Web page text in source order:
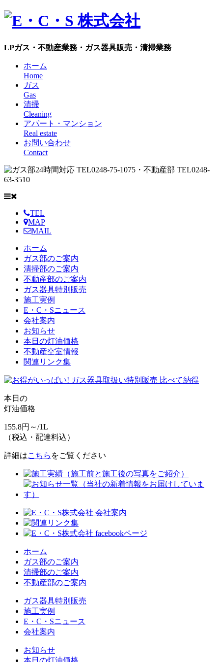
LPガス・不動産業務・ガス器具販売・清掃業務
ホーム
Home
ガス
Gas
清掃
Cleaning
アパート・マンション
Real estate
お問い合わせ
Contact
TEL
MAP
MAIL
ホーム
ガス部のご案内
清掃部のご案内
不動産部のご案内
ガス器具特別販売
施工実例
E・C・Sニュース
会社案内
お知らせ
本日の灯油価格
不動産空室情報
関連リンク集
本日の
灯油価格
155.8円～/1L
（税込・配達料込）
詳細はこちら をご覧ください
ホーム
ガス部のご案内
清掃部のご案内
不動産部のご案内
ガス器具特別販売
施工実例
E・C・Sニュース
会社案内
お知らせ
本日の灯油価格